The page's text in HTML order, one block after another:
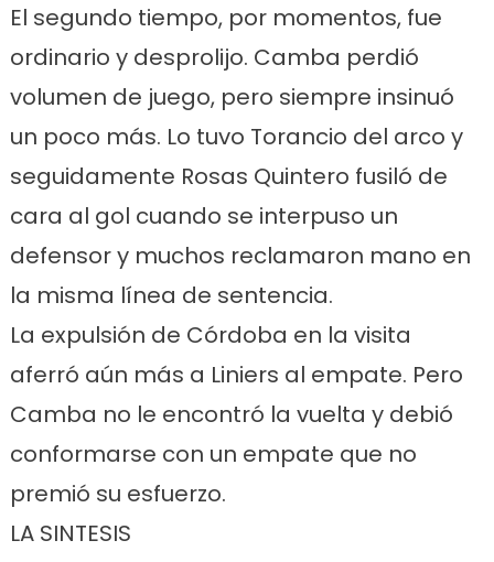
El segundo tiempo, por momentos, fue
ordinario y desprolijo. Camba perdió
volumen de juego, pero siempre insinuó
un poco más. Lo tuvo Torancio del arco y
seguidamente Rosas Quintero fusiló de
cara al gol cuando se interpuso un
defensor y muchos reclamaron mano en
la misma línea de sentencia.
La expulsión de Córdoba en la visita
aferró aún más a Liniers al empate. Pero
Camba no le encontró la vuelta y debió
conformarse con un empate que no
premió su esfuerzo.
LA SINTESIS